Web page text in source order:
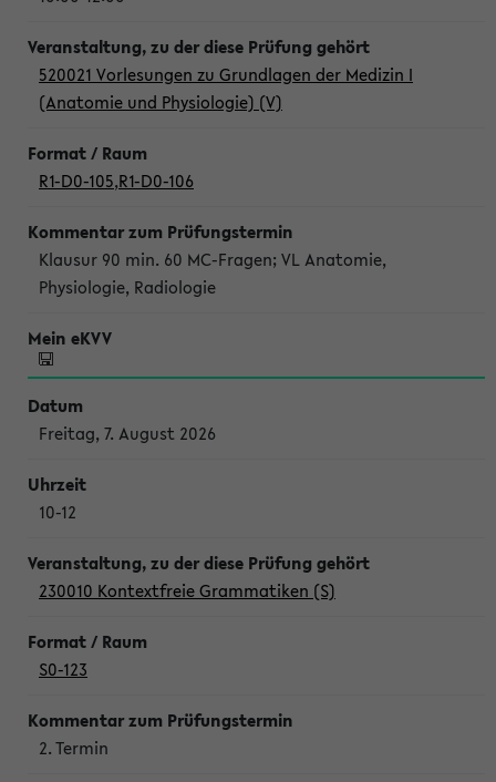
520021 Vorlesungen zu Grundlagen der Medizin I
(Anatomie und Physiologie) (V)
R1-D0-105,R1-D0-106
Klausur 90 min. 60 MC-Fragen; VL Anatomie,
Physiologie, Radiologie
Freitag, 7. August 2026
10-12
230010 Kontextfreie Grammatiken (S)
S0-123
2. Termin